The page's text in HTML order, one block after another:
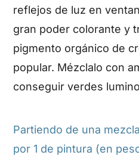
reflejos de luz en
gran poder colorante y
pigmento orgánico de
popular. Mézclalo con
conseguir verdes
Partiendo de una
por 1 de pintura (en